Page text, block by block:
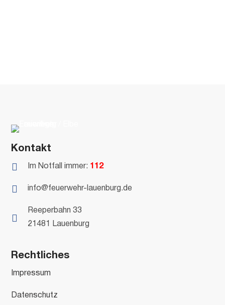
Kontakt
 Im Notfall immer: 112
 info@feuerwehr-lauenburg.de

Reeperbahn 33
21481 Lauenburg
Rechtliches
Impressum
Datenschutz